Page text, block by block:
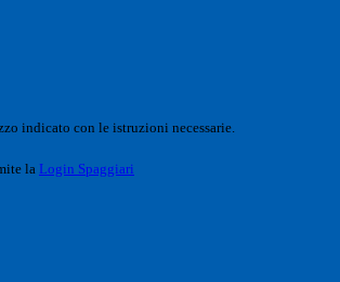
indicato con le istruzioni necessarie.
la Login Spaggiari